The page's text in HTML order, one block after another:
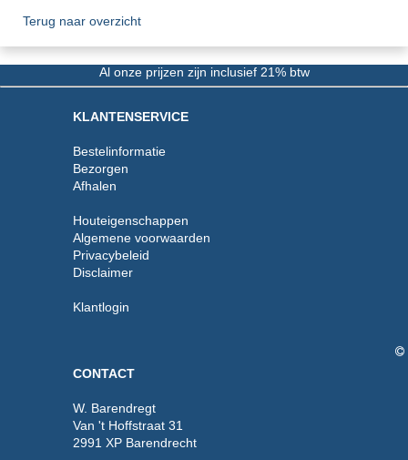
Terug naar overzicht
Al onze prijzen zijn inclusief 21% btw
KLANTENSERVICE
Bestelinformatie
Bezorgen
Afhalen
Houteigenschappen
Algemene voorwaarden
Privacybeleid
Disclaimer
Klantlogin
CONTACT
W. Barendregt
Van 't Hoffstraat 31
2991 XP Barendrecht